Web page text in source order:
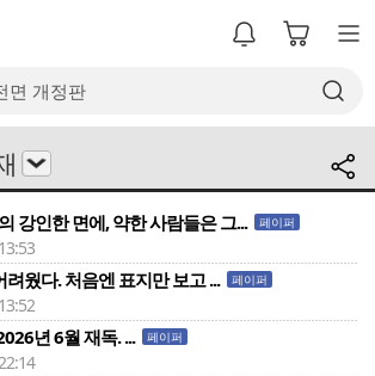
강인한 면에, 약한 사람들은 그... 페이퍼
웠다. 처음엔 표지만 보고 ... 페이퍼
년 6월 재독. ... 페이퍼